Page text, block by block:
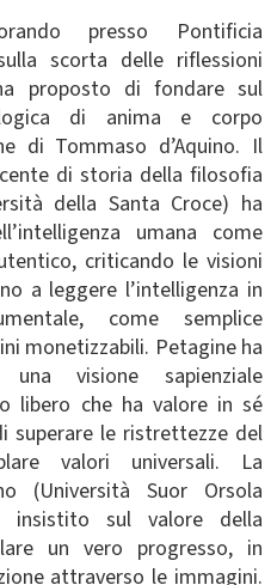
presso Pontificia
scorta delle riflessioni
proposto di fondare sul
di anima e corpo
di Tommaso d’Aquino. Il
di storia della filosofia
della Santa Croce) ha
umana come
criticando le visioni
a leggere l’intelligenza in
come semplice
monetizzabili. Petagine ha
visione sapienziale
libero che ha valore in sé
superare le ristrettezze del
valori universali. La
(Università Suor Orsola
insistito sul valore della
un vero progresso, in
attraverso le immagini.